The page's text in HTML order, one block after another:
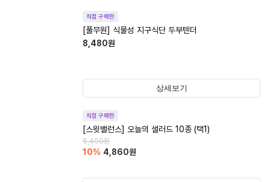
직접 구매한
[풀무원] 식물성 지구식단 두부텐더
8,480원
상세보기
직접 구매한
[스윗밸런스] 오늘의 샐러드 10종 (택1)
5,400원
10% 4,860원